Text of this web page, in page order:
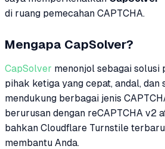
di ruang pemecahan CAPTCHA.
Mengapa CapSolver?
CapSolver menonjol sebagai solusi
pihak ketiga yang cepat, andal, dan
mendukung berbagai jenis
berurusan dengan reCAPTCHA v2
bahkan Cloudflare Turnstile
membantu Anda.